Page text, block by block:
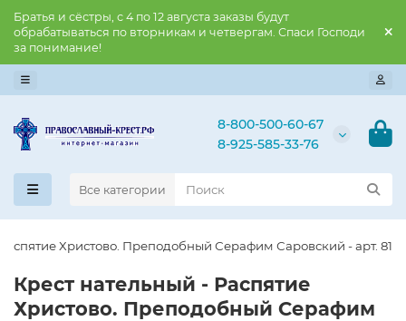
Братья и сёстры, с 4 по 12 августа заказы будут
обрабатываться по вторникам и четвергам. Спаси Господи
за понимание!
8-800-500-60-67
8-925-585-33-76
Все категории
Христово. Преподобный​ Серафим Саровский - арт. 8165
Крест нательный - Распятие
Христово. Преподобный​ Серафим